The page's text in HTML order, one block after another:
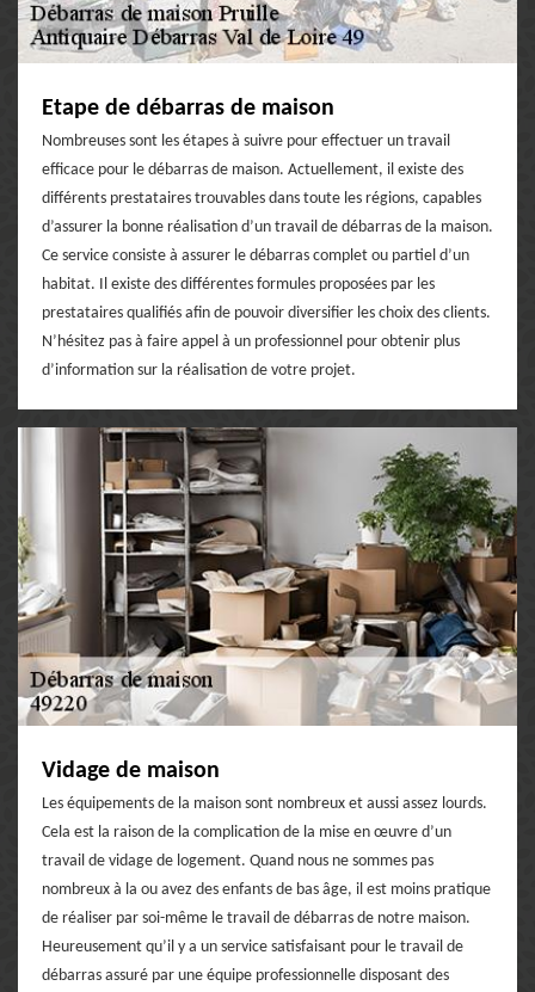
Etape de débarras de maison
Nombreuses sont les étapes à suivre pour effectuer un travail
efficace pour le débarras de maison. Actuellement, il existe des
différents prestataires trouvables dans toute les régions, capables
d’assurer la bonne réalisation d’un travail de débarras de la maison.
Ce service consiste à assurer le débarras complet ou partiel d’un
habitat. Il existe des différentes formules proposées par les
prestataires qualifiés afin de pouvoir diversifier les choix des clients.
N’hésitez pas à faire appel à un professionnel pour obtenir plus
d’information sur la réalisation de votre projet.
Vidage de maison
Les équipements de la maison sont nombreux et aussi assez lourds.
Cela est la raison de la complication de la mise en œuvre d’un
travail de vidage de logement. Quand nous ne sommes pas
nombreux à la ou avez des enfants de bas âge, il est moins pratique
de réaliser par soi-même le travail de débarras de notre maison.
Heureusement qu’il y a un service satisfaisant pour le travail de
débarras assuré par une équipe professionnelle disposant des